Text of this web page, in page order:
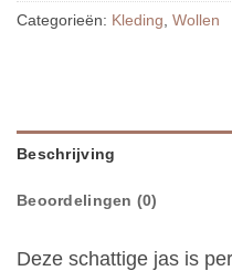
Categorieën: Kleding, Wollen
Beschrijving
Beoordelingen (0)
Deze schattige jas is